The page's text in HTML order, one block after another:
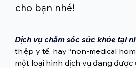
cho bạn nhé!
Dịch vụ chăm sóc sức khỏe tại
thiệp y tế, hay “non-medical
một loại hình dịch vụ đang được